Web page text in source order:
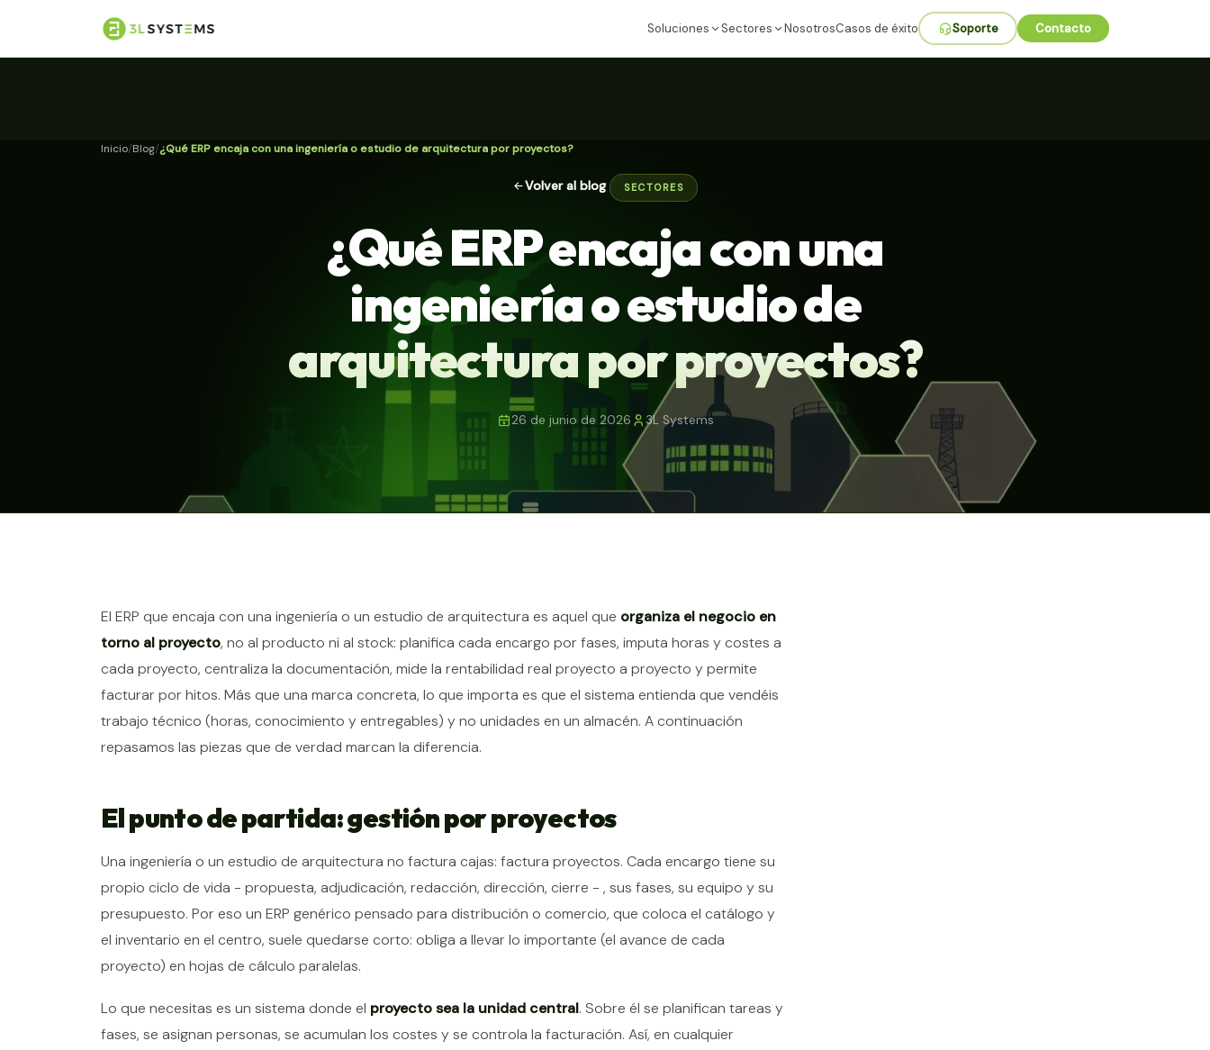
Soluciones Sectores NosotrosCasos de éxito Soporte Contacto
Inicio Blog ¿Qué ERP encaja con una ingeniería o estudio de arquitectura por proyectos?
Volver al blog SECTORES
¿Qué ERP encaja con una
ingeniería o estudio de
arquitectura por proyectos?
26 de junio de 2026 3L Systems
Contenido del artículo
El ERP que encaja con una ingeniería o un estudio de arquitectura es aquel que organiza el negocio en
torno al proyecto, no al producto ni al stock: planifica cada encargo por fases, imputa horas y costes a
cada proyecto, centraliza la documentación, mide la rentabilidad real proyecto a proyecto y permite
facturar por hitos. Más que una marca concreta, lo que importa es que el sistema entienda que vendéis
trabajo técnico (horas, conocimiento y entregables) y no unidades en un almacén. A continuación
repasamos las piezas que de verdad marcan la diferencia.
El punto de partida: gestión por proyectos
Una ingeniería o un estudio de arquitectura no factura cajas: factura proyectos. Cada encargo tiene su
propio ciclo de vida - propuesta, adjudicación, redacción, dirección, cierre - , sus fases, su equipo y su
presupuesto. Por eso un ERP genérico pensado para distribución o comercio, que coloca el catálogo y
el inventario en el centro, suele quedarse corto: obliga a llevar lo importante (el avance de cada
proyecto) en hojas de cálculo paralelas.
Lo que necesitas es un sistema donde el proyecto sea la unidad central. Sobre él se planifican tareas y
fases, se asignan personas, se acumulan los costes y se controla la facturación. Así, en cualquier